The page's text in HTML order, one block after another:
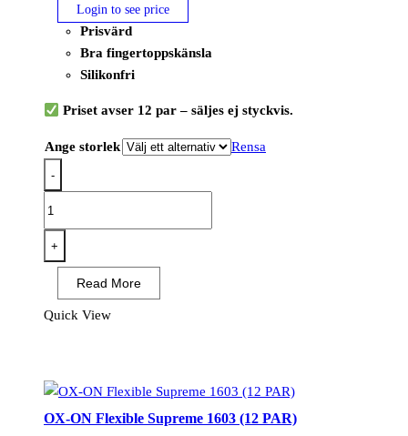
Login to see price
Prisvärd
Bra fingertoppskänsla
Silikonfri
Priset avser 12 par – säljes ej styckvis.
Ange storlek Rensa
-
Flexible
Basic
(12
+
Read More
Quick View
OX-ON Flexible Supreme 1603 (12 PAR)